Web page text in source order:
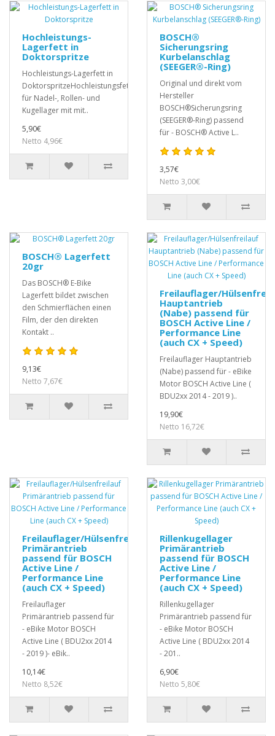
Hochleistungs-
Lagerfett in
Doktorspritze
Hochleistungs-Lagerfett in
DoktorspritzeHochleistungsfett
für Nadel-, Rollen- und
Kugellager mit mit..
5,90€
Netto 4,96€
BOSCH®
Sicherungsring
Kurbelanschlag
(SEEGER®-Ring)
Original und direkt vom
Hersteller
BOSCH®Sicherungsring
(SEEGER®-Ring) passend
für - BOSCH® Active L..
3,57€
Netto 3,00€
BOSCH® Lagerfett
20gr
Das BOSCH® E-Bike
Lagerfett bildet zwischen
den Schmierflächen einen
Film, der den direkten
Kontakt ..
9,13€
Netto 7,67€
Freilauflager/
Hauptantrieb
(Nabe) passend für
BOSCH Active Line /
Performance Line
(auch CX + Speed)
Freilauflager Hauptantrieb
(Nabe) passend für - eBike
Motor BOSCH Active Line (
BDU2xx 2014 - 2019 )..
19,90€
Netto 16,72€
Freilauflager/Hülsenfreilauf
Primärantrieb
passend für BOSCH
Active Line /
Performance Line
(auch CX + Speed)
Freilauflager
Primärantrieb passend für
- eBike Motor BOSCH
Active Line ( BDU2xx 2014
- 2019 )- eBik..
10,14€
Netto 8,52€
Rillenkugellager
Primärantrieb
passend für BOSCH
Active Line /
Performance Line
(auch CX + Speed)
Rillenkugellager
Primärantrieb passend für
- eBike Motor BOSCH
Active Line ( BDU2xx 2014
- 201..
6,90€
Netto 5,80€